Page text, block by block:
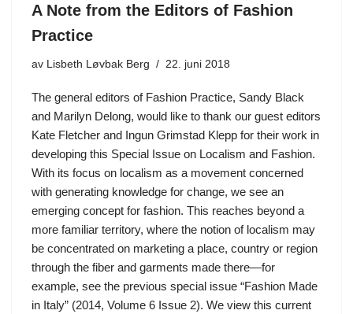
A Note from the Editors of Fashion
Practice
av Lisbeth Løvbak Berg 22. juni 2018
The general editors of Fashion Practice, Sandy Black
and Marilyn Delong, would like to thank our guest editors
Kate Fletcher and Ingun Grimstad Klepp for their work in
developing this Special Issue on Localism and Fashion.
With its focus on localism as a movement concerned
with generating knowledge for change, we see an
emerging concept for fashion. This reaches beyond a
more familiar territory, where the notion of localism may
be concentrated on marketing a place, country or region
through the fiber and garments made there—for
example, see the previous special issue “Fashion Made
in Italy” (2014, Volume 6 Issue 2). We view this current